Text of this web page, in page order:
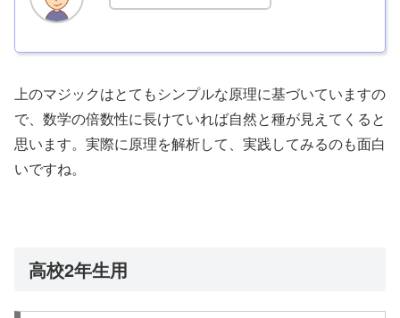
上のマジックはとてもシンプルな原理に基づいていますの
で、数学の倍数性に長けていれば自然と種が見えてくると
思います。実際に原理を解析して、実践してみるのも面白
いですね。
高校2年生用